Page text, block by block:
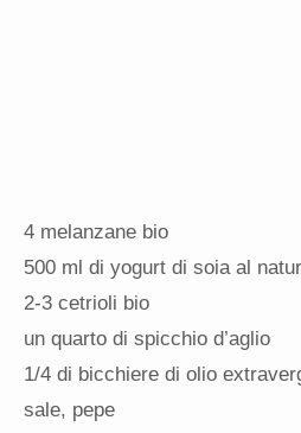
4 melanzane bio
500 ml di yogurt di soia al
2-3 cetrioli bio
un quarto di spicchio d’aglio
1/4 di bicchiere di olio
sale, pepe